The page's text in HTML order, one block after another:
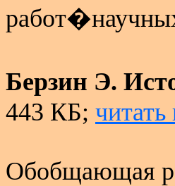
Берзин Э.
443 КБ;
Обобщающая